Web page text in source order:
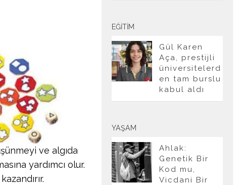
ve algıda
yardımcı olur.
EĞITIM
Gül Karen
Aça, prestijli
üniversitelerd
en tam burslu
kabul aldı
YAŞAM
Ahlak:
Genetik Bir
Kod mu,
Vicdani Bir